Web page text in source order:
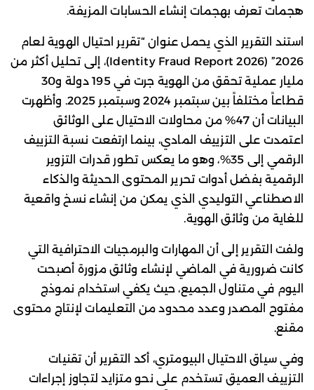
هجمات تعرف بهجمات إنشاء الحسابات المزيفة.
استند التقرير الذي يحمل عنوان “تقرير احتيال الهوية لعام
2026” (2026 Identity Fraud Report)، إلى تحليل أكثر من
مليار عملية تحقق من الهوية جرت في 195 دولة و30
قطاعاً مختلفاً بين سبتمبر 2024 وسبتمبر 2025. وأظهرت
البيانات أن 47% من محاولات الاحتيال على الوثائق
اعتمدت على التزييف المادي، بينما ارتفعت نسبة التزييف
الرقمي إلى 35%، وهو ما يعكس تطور قدرات التزوير
الرقمية بفضل أدوات تحرير المحتوى الحديثة والذكاء
الاصطناعي التوليدي الذي يمكن من إنشاء نسخ واقعية
للغاية من وثائق الهوية.
ولفت التقرير إلى أن المهارات والبرمجيات الاحترافية التي
كانت ضرورية في الماضي لإنشاء وثائق مزورة أصبحت
اليوم في متناول الجميع، حيث يكفي استخدام نموذج
مفتوح المصدر وعدد محدود من التعليمات لإنتاج محتوى
مقنع.
وفي سياق الاحتيال البيومتري، أكد التقرير أن تقنيات
التزييف العميق تستخدم على نحو متزايد لتجاوز إجراءات